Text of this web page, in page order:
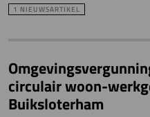
1 NIEUWSARTIKEL
circulair woon-
Buiksloterham